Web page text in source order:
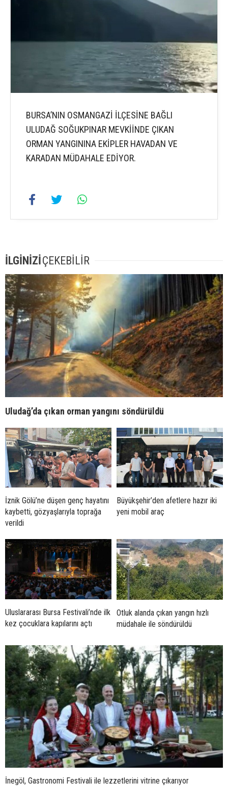
BURSA’NIN OSMANGAZİ İLÇESİNE BAĞLI
ULUDAĞ SOĞUKPINAR MEVKİİNDE ÇIKAN
ORMAN YANGININA EKİPLER HAVADAN VE
KARADAN MÜDAHALE EDİYOR.
İLGİNİZİÇEKEBİLİR
Uludağ’da çıkan orman yangını söndürüldü
İznik Gölü’ne düşen genç hayatını
kaybetti, gözyaşlarıyla toprağa
verildi
Büyükşehir’den afetlere hazır iki
yeni mobil araç
Uluslararası Bursa Festivali’nde ilk
kez çocuklara kapılarını açtı
Otluk alanda çıkan yangın hızlı
müdahale ile söndürüldü
İnegöl, Gastronomi Festivali ile lezzetlerini vitrine çıkarıyor